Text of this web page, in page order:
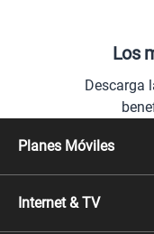
Los
Descarga
Planes Móviles
Línea Nueva
Línea Adicional
Internet & TV